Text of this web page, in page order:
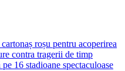
roșu pentru acoperirea
contra tragerii de timp
16 stadioane spectaculoase